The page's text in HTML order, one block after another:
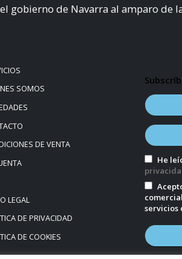
gobierno de Navarra al amparo
SOMOS
DE VENTA
LEGAL
DE PRIVACIDAD
DE COOKIES
He
servicios